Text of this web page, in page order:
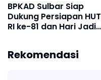
BPKAD Sulbar Siap
Dukung Persiapan HUT
RI ke-81 dan Hari Jadi
Rekomendasi